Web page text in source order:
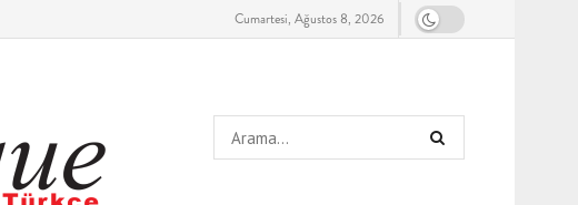
Cumartesi, Ağustos 8, 2026